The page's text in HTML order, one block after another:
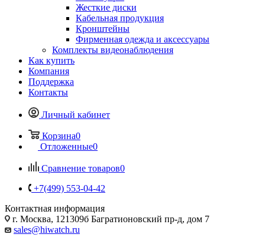
Жесткие диски
Кабельная продукция
Кронштейны
Фирменная одежда и аксессуары
Комплекты видеонаблюдения
Как купить
Компания
Поддержка
Контакты
Личный кабинет
Корзина0
Отложенные0
Сравнение товаров0
+7(499) 553-04-42
Контактная информация
г. Москва, 121309б Багратионовский пр-д, дом 7
sales@hiwatch.ru